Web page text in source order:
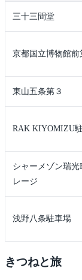
三十三間堂
京都国立博物館前
東山五条第３
RAK KIYOMIZU
シャーメゾン瑞光
レージ
浅野八条駐車場
きつねと旅